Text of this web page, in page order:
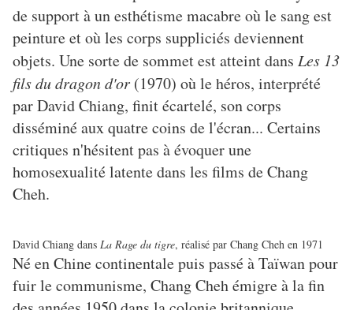
de support à un esthétisme macabre où le sang est
peinture et où les corps suppliciés deviennent
objets. Une sorte de sommet est atteint dans Les 13
fils du dragon d'or (1970) où le héros, interprété
par David Chiang, finit écartelé, son corps
disséminé aux quatre coins de l'écran... Certains
critiques n'hésitent pas à évoquer une
homosexualité latente dans les films de Chang
Cheh.
David Chiang dans La Rage du tigre, réalisé par Chang Cheh en 1971
Né en Chine continentale puis passé à Taïwan pour
fuir le communisme, Chang Cheh émigre à la fin